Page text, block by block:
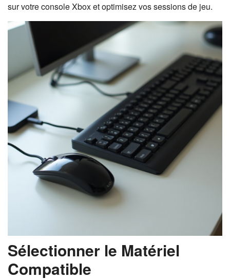
sur votre console Xbox et optimisez vos sessions de jeu.
Sélectionner le Matériel
Compatible